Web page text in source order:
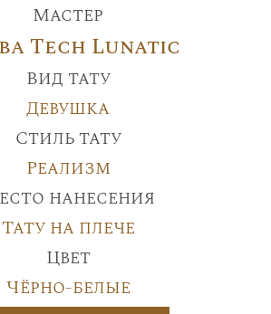
Мастер
Tech Lunatic
Вид тату
Девушка
Стиль тату
Реализм
нанесения
Тату на плече
Цвет
Чёрно-белые